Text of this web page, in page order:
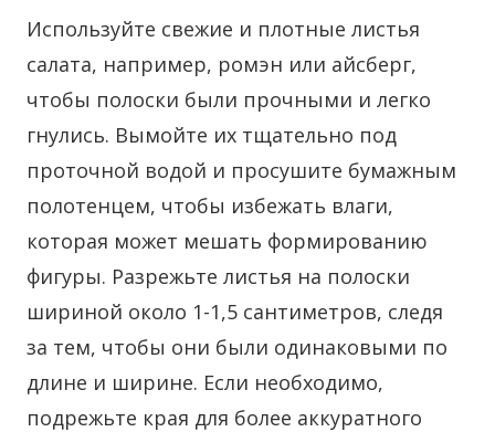
Используйте свежие и плотные листья
салата, например, ромэн или айсберг,
чтобы полоски были прочными и легко
гнулись. Вымойте их тщательно под
проточной водой и просушите бумажным
полотенцем, чтобы избежать влаги,
которая может мешать формированию
фигуры. Разрежьте листья на полоски
шириной около 1-1,5 сантиметров, следя
за тем, чтобы они были одинаковыми по
длине и ширине. Если необходимо,
подрежьте края для более аккуратного